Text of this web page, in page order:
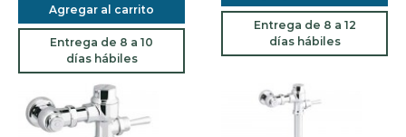
Agregar al carrito
Entrega de 8 a 10
días hábiles
Entrega de 8 a 12
días hábiles